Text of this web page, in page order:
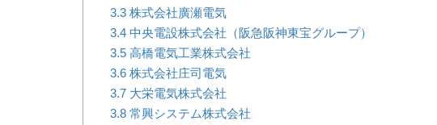
3.3株式会社廣瀬電気
3.4中央電設株式会社（阪急阪神東宝グループ）
3.5高橋電気工業株式会社
3.6株式会社庄司電気
3.7大栄電気株式会社
3.8常興システム株式会社